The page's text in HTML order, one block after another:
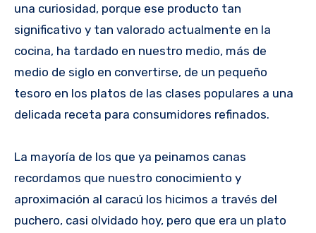
una curiosidad, porque ese producto tan
significativo y tan valorado actualmente en la
cocina, ha tardado en nuestro medio, más de
medio de siglo en convertirse, de un pequeño
tesoro en los platos de las clases populares a una
delicada receta para consumidores refinados.
La mayoría de los que ya peinamos canas
recordamos que nuestro conocimiento y
aproximación al caracú los hicimos a través del
puchero, casi olvidado hoy, pero que era un plato